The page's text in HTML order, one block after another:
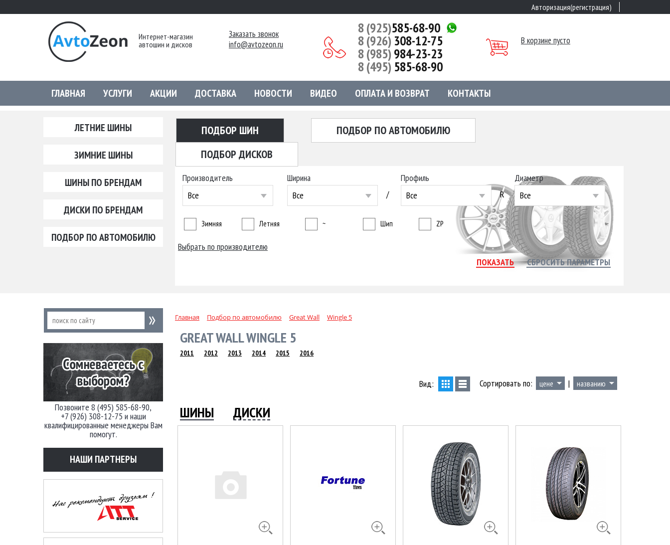
Авторизация(регистрация)
Интернет-магазин
автошин и дисков
Заказать звонок
info@avtozeon.ru
8 (925)585-68-90
8 (926) 308-12-75
8 (985)984-23-23
8 (495) 585-68-90
В корзине пусто
ГЛАВНАЯ УСЛУГИ АКЦИИ ДОСТАВКА НОВОСТИ ВИДЕО ОПЛАТА И ВОЗВРАТ КОНТАКТЫ
ЛЕТНИЕ ШИНЫ
ЗИМНИЕ ШИНЫ
ШИНЫ ПО БРЕНДАМ
ДИСКИ ПО БРЕНДАМ
ПОДБОР ПО АВТОМОБИЛЮ
ПОДБОР ШИН
ПОДБОР ПО АВТОМОБИЛЮ
ПОДБОР ДИСКОВ
Производитель
Все
Ширина
Все
/
Профиль
Все
R
Диаметр
Все
Зимняя Летняя ~ Шип ZP
Выбрать по производителю
Позвоните 8 (495) 585-68-90,
+7 (926) 308-12-75 и наши
квалифицированные менеджеры Вам
помогут.
НАШИ ПАРТНЕРЫ
Главная Подбор по автомобилю Great Wall Wingle 5
GREAT WALL WINGLE 5
2011 2012 2013 2014 2015 2016
Вид: Сортировать по: цене | названию
ШИНЫ ДИСКИ